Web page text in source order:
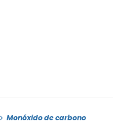
Monóxido de carbono